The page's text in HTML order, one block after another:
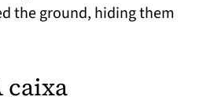
the ground, hiding them
caixa